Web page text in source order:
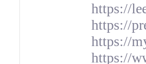
https://
https://
https://
https://